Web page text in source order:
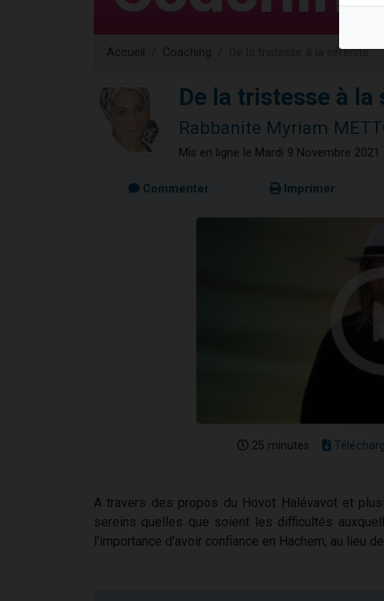
3 personnes
2 personnes
2 nouvelles
4 personnes
Accueil Coaching De la tristesse à la sérénité
De la tristesse à la
Rabbanite Myriam
Mis en ligne le Mardi 9 Novembre 2021
Commenter Imprimer
25 minutes
A travers des propos du Hovot Halévavot et
sereins quelles que soient les difficultés
l'importance d'avoir confiance en Hachem, au lieu